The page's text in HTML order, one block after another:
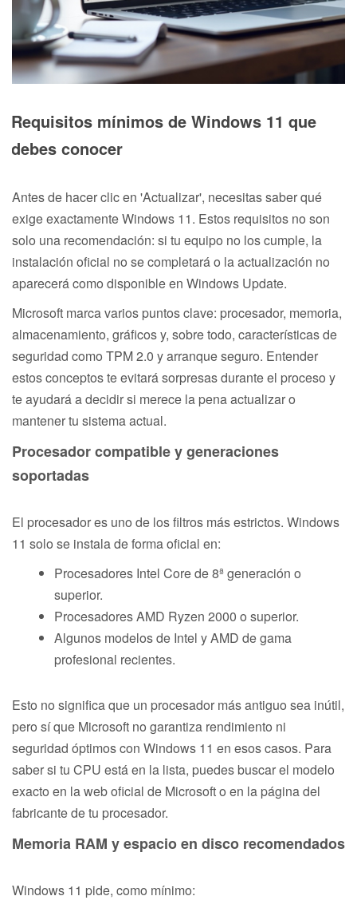
Requisitos mínimos de Windows 11 que
debes conocer
Antes de hacer clic en 'Actualizar', necesitas saber qué
exige exactamente Windows 11. Estos requisitos no son
solo una recomendación: si tu equipo no los cumple, la
instalación oficial no se completará o la actualización no
aparecerá como disponible en Windows Update.
Microsoft marca varios puntos clave: procesador, memoria,
almacenamiento, gráficos y, sobre todo, características de
seguridad como TPM 2.0 y arranque seguro. Entender
estos conceptos te evitará sorpresas durante el proceso y
te ayudará a decidir si merece la pena actualizar o
mantener tu sistema actual.
Procesador compatible y generaciones
soportadas
El procesador es uno de los filtros más estrictos. Windows
11 solo se instala de forma oficial en:
Procesadores Intel Core de 8ª generación o
superior.
Procesadores AMD Ryzen 2000 o superior.
Algunos modelos de Intel y AMD de gama
profesional recientes.
Esto no significa que un procesador más antiguo sea inútil,
pero sí que Microsoft no garantiza rendimiento ni
seguridad óptimos con Windows 11 en esos casos. Para
saber si tu CPU está en la lista, puedes buscar el modelo
exacto en la web oficial de Microsoft o en la página del
fabricante de tu procesador.
Memoria RAM y espacio en disco recomendados
Windows 11 pide, como mínimo: